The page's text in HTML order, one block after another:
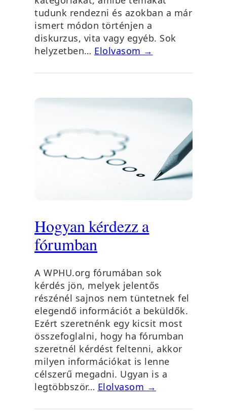
tudunk rendezni és azokban a már
ismert módon történjen a
diskurzus, vita vagy egyéb. Sok
helyzetben… Elolvasom →
Hogyan kérdezz a
fórumban
A WPHU.org fórumában sok
kérdés jön, melyek jelentős
részénél sajnos nem tüntetnek fel
elegendő információt a beküldők.
Ezért szeretnénk egy kicsit most
összefoglalni, hogy ha fórumban
szeretnél kérdést feltenni, akkor
milyen információkat is lenne
célszerű megadni. Ugyan is a
legtöbbször… Elolvasom →